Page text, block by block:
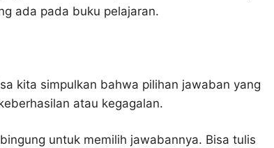
ada pada buku pelajaran.
kita simpulkan bahwa pilihan jawaban yang
atau kegagalan.
untuk memilih jawabannya. Bisa tulis